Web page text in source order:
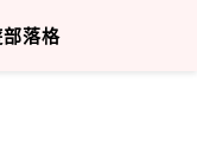
落格